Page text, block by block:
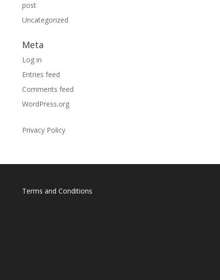
post
Uncategorized
Meta
Log in
Entries feed
Comments feed
WordPress.org
Privacy Policy
Terms and Conditions